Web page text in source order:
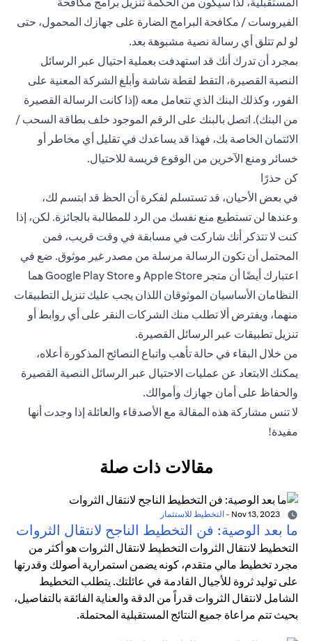
الفيروسات / مكافحة البرامج الضارة على جهازك المحمول، حتى
لو لم تتلق أي رسالة نصية مشبوهة بعد.
بمجرد أن تدرك أنك قد استهدفت بعملية احتيال عبر الرسائل
النصية القصيرة، التقط لقطة شاشة وأبلغ الشركة المعنية على
الفور، وكذلك البنك الذي تتعامل معه (إذا كانت الرسالة القصيرة
من البنك). اتصل بالبنك على الرقم الموجود خلف بطاقة السحب /
الائتمان الخاصة بك، فهذا قد يساعدك في تقليل أي مخاطر أو
خسائر ومنع الآخرين من الوقوع فريسة للاحتيال.
كن حذرًا
في بعض الأحيان، قد تستسلم لفكرة أن الحظ قد ابتسم لك،
وعندها لن تستطيع منع نفسك من الرد للمطالبة بالجائزة. لكن، إذا
كنت لا تتذكر أنك شاركت في مسابقة في وقت قريب، فمن
المحتمل أن تكون الرسالة مرسلة من مصدر غير موثوق. ضع في
اعتبارك أيضًا أن متجر Apple Store و Google Play Store هما
النظامان الأساسيان الموثوقان اللذان يجب عليك تنزيل التطبيقات
منهما، ويفترض ألا تطلب منك الشركات النقر على أي روابط أو
تنزيل تطبيقات عبر الرسائل القصيرة.
من خلال البقاء في حالة تأهب واتباع النصائح المذكورة أعلاه،
يمكنك الابتعاد عن عمليات الاحتيال عبر الرسائل النصية القصيرة
والحفاظ على أمان جهازك وأموالك.
لا تنس مشاركة هذه المقالة مع الأصدقاء والعائلة إذا وجدت أنها
مفيدة!
مقالات ذات صلة
- التخطيط للاستثمار
ما بعد الوصية: فن التخطيط الناجح لانتقال الثروات
التخطيط لانتقال الثروات التخطيط لانتقال الثروات هو أكثر من
مجرد تخطيط مالي متقدم، كونه يضمن استمرارية أصولك وقدرتها
على توليد ثروة للأجيال القادمة في عائلتك. يتطلب التخطيط
الشامل لانتقال الثروات قدراً من الدقة والعناية الفائقة بالتفاصيل،
بحيث تتم مراعاة جميع النتائج المستقبلية المحتملة.